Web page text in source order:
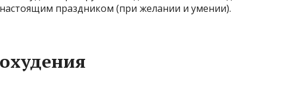
праздником (при желании и умении).